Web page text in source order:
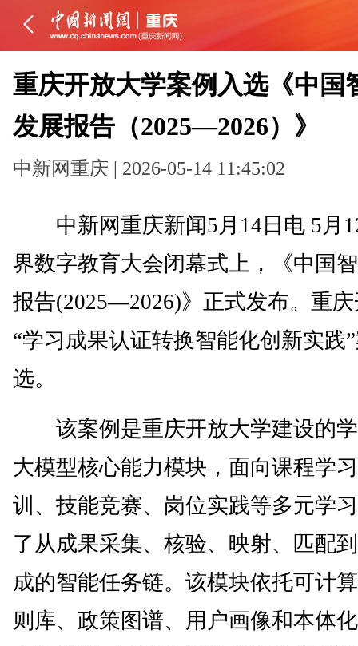
重庆开放大学案例入选《中国
发展报告（2025—2026）》
中新网重庆 | 2026-05-14 11:45:02
中新网重庆新闻5月14日电 5月
界数字教育大会闭幕式上，《中国
报告(2025—2026)》正式发布。重
“学习成果认证转换智能化创新实践
选。
该案例是重庆开放大学建设的学
大模型核心能力模块，面向课程学
训、技能竞赛、岗位实践等多元学
了从成果采集、核验、映射、匹配
成的智能任务链。该模块依托可计
则库、政策图谱、用户画像和本体